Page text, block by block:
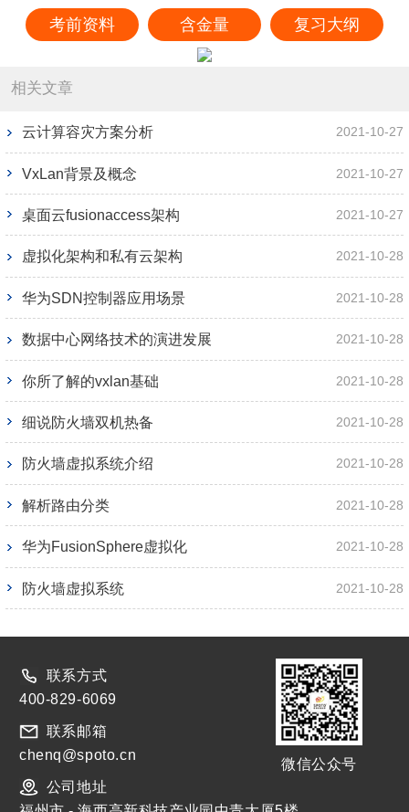
考前资料 含金量 复习大纲
相关文章
云计算容灾方案分析 2021-10-27
VxLan背景及概念 2021-10-27
桌面云fusionaccess架构 2021-10-27
虚拟化架构和私有云架构 2021-10-28
华为SDN控制器应用场景 2021-10-28
数据中心网络技术的演进发展 2021-10-28
你所了解的vxlan基础 2021-10-28
细说防火墙双机热备 2021-10-28
防火墙虚拟系统介绍 2021-10-28
解析路由分类 2021-10-28
华为FusionSphere虚拟化 2021-10-28
防火墙虚拟系统 2021-10-28
联系方式
400-829-6069
联系邮箱
chenq@spoto.cn
公司地址
微信公众号